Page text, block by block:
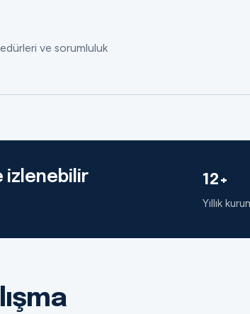
ve sorumluluk
izlenebilir
12+
Yıllık